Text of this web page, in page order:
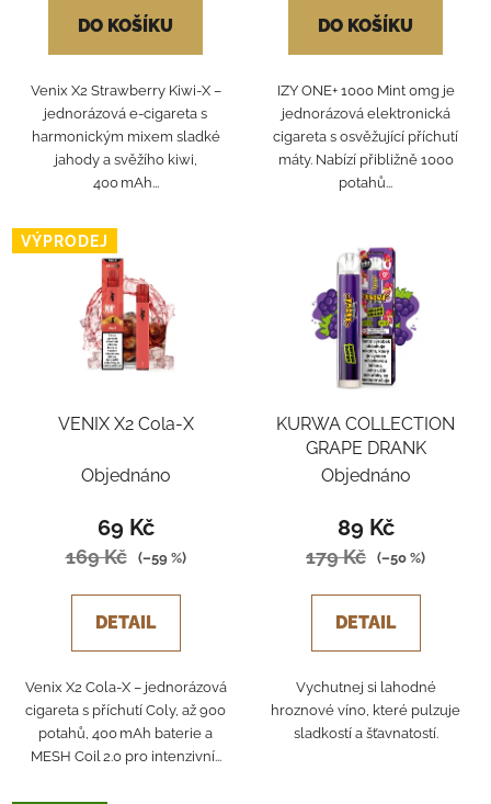
DO KOŠÍKU
Venix X2 Strawberry Kiwi‑X –
jednorázová e‑cigareta s
harmonickým mixem sladké
jahody a svěžího kiwi,
400 mAh...
DO KOŠÍKU
IZY ONE+ 1000 Mint 0mg je
jednorázová elektronická
cigareta s osvěžující příchutí
máty. Nabízí přibližně 1000
potahů...
VÝPRODEJ
VENIX X2 Cola-X
Objednáno
69 Kč
169 Kč (–59 %)
DETAIL
Venix X2 Cola‑X – jednorázová
cigareta s příchutí Coly, až 900
potahů, 400 mAh baterie a
MESH Coil 2.0 pro intenzivní...
KURWA COLLECTION
GRAPE DRANK
Objednáno
89 Kč
179 Kč (–50 %)
DETAIL
Vychutnej si lahodné
hroznové víno, které pulzuje
sladkostí a šťavnatostí.